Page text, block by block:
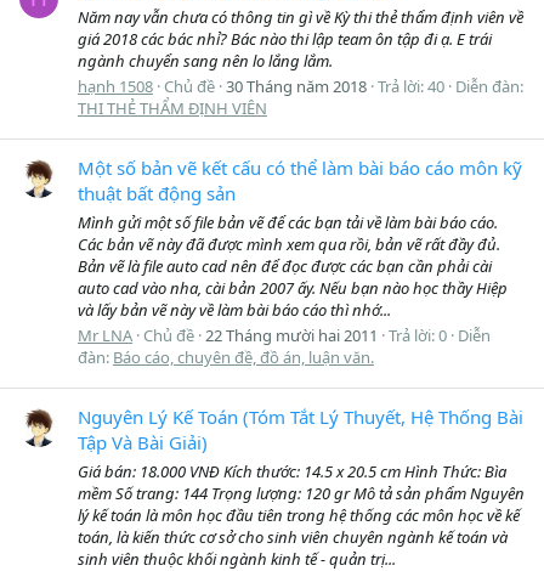
Năm nay vẫn chưa có thông tin gì về Kỳ thi thẻ thẩm định viên về
giá 2018 các bác nhỉ? Bác nào thi lập team ôn tập đi ạ. E trái
ngành chuyển sang nên lo lắng lắm.
hạnh 1508 Chủ đề 30 Tháng năm 2018 Trả lời: 40 Diễn đàn:
THI THẺ THẨM ĐỊNH VIÊN
Một số bản vẽ kết cấu có thể làm bài báo cáo môn kỹ
thuật bất động sản
Mình gửi một số file bản vẽ để các bạn tải về làm bài báo cáo.
Các bản vẽ này đã được mình xem qua rồi, bản vẽ rất đầy đủ.
Bản vẽ là file auto cad nên để đọc được các bạn cần phải cài
auto cad vào nha, cài bản 2007 ấy. Nếu bạn nào học thầy Hiệp
và lấy bản vẽ này về làm bài báo cáo thì nhớ...
Mr LNA Chủ đề 22 Tháng mười hai 2011 Trả lời: 0 Diễn
đàn: Báo cáo, chuyên đề, đồ án, luận văn.
Nguyên Lý Kế Toán (Tóm Tắt Lý Thuyết, Hệ Thống Bài
Tập Và Bài Giải)
Giá bán: 18.000 VNĐ Kích thước: 14.5 x 20.5 cm Hình Thức: Bìa
mềm Số trang: 144 Trọng lượng: 120 gr Mô tả sản phẩm Nguyên
lý kế toán là môn học đầu tiên trong hệ thống các môn học về kế
toán, là kiến thức cơ sở cho sinh viên chuyên ngành kế toán và
sinh viên thuộc khối ngành kinh tế - quản trị...